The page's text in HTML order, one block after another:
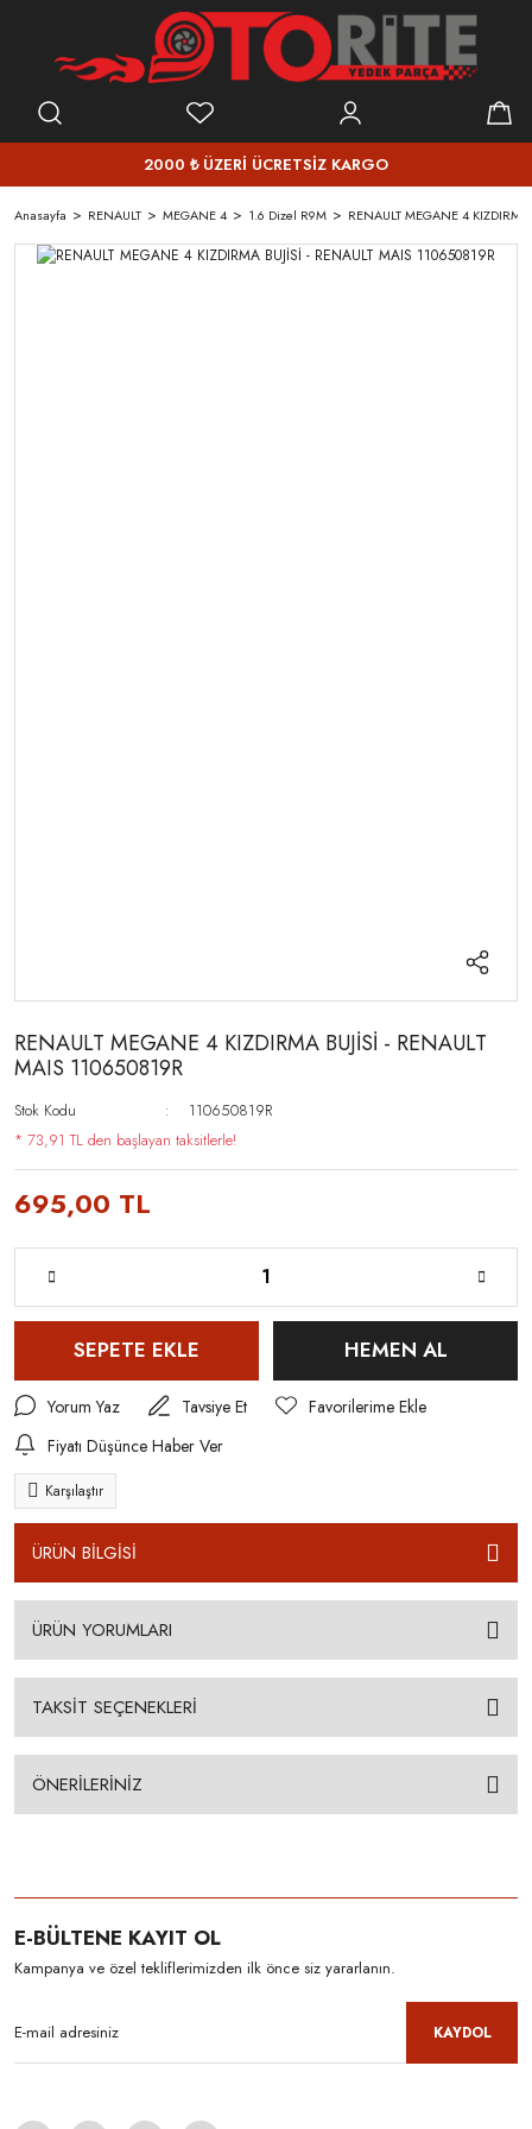
2000 ₺ ÜZERİ ÜCRETSİZ KARGO
Anasayfa RENAULT MEGANE 4 1.6 Dizel R9M RENAULT MEGANE 4
RENAULT MEGANE 4 KIZDIRMA BUJİSİ - RENAULT
MAIS 110650819R
Stok Kodu
110650819R
* 73,91 TL den başlayan taksitlerle!
695,00 TL
SEPETE EKLE HEMEN AL
Yorum Yaz
Tavsiye Et
Fiyatı Düşünce Haber Ver
Karşılaştır
ÜRÜN BİLGİSİ
ÜRÜN YORUMLARI
TAKSİT SEÇENEKLERİ
ÖNERİLERİNİZ
E-BÜLTENE KAYIT OL
Kampanya ve özel tekliflerimizden ilk önce siz yararlanın.
KAYDOL